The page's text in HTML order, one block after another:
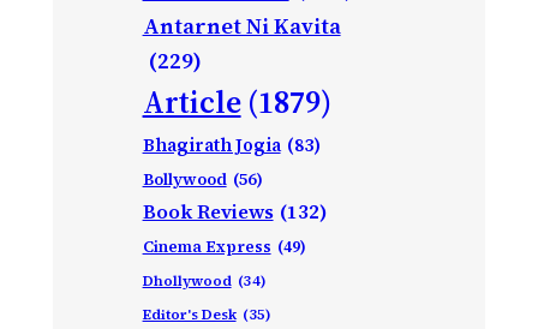
Antarnet Ni Kavita
(229)
Article (1879)
Bhagirath Jogia (83)
Bollywood (56)
Book Reviews (132)
Cinema Express (49)
Dhollywood (34)
Editor's Desk (35)